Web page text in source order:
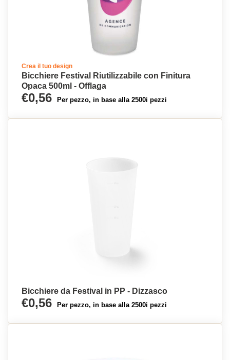
Crea il tuo design
Bicchiere Festival Riutilizzabile con Finitura
Opaca 500ml - Offlaga
€0,56 Per pezzo, in base alla 2500i pezzi
Bicchiere da Festival in PP - Dizzasco
€0,56 Per pezzo, in base alla 2500i pezzi